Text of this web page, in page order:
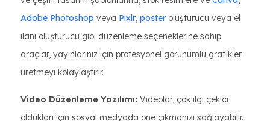
Adobe Photoshop veya Pixlr, poster oluşturucu veya el
ilanı oluşturucu gibi düzenleme seçeneklerine sahip
araçlar, yayınlarınız için profesyonel görünümlü grafikler
üretmeyi kolaylaştırır.
Video Düzenleme Yazılımı: Videolar, çok ilgi çekici
oldukları için sosyal medyada öne çıkmanızı sağlayabilir.